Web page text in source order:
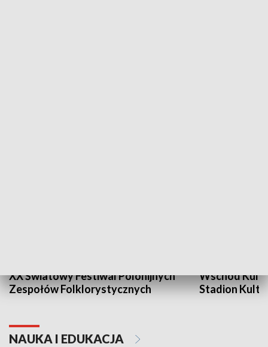
XX Światowy Festiwal Polonijnych
Zespołów Folklorystycznych
Wschód
Stadion
NAUKA I EDUKACJA